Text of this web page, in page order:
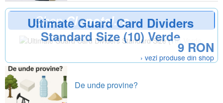
ShopClopotel.ro
Ultimate Guard Card Dividers
Standard Size (10) Verde
9 RON
› vezi produse din shop
De unde provine?